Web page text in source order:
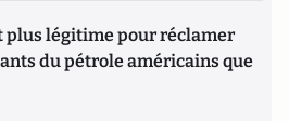
plus légitime pour réclamer
du pétrole américains que